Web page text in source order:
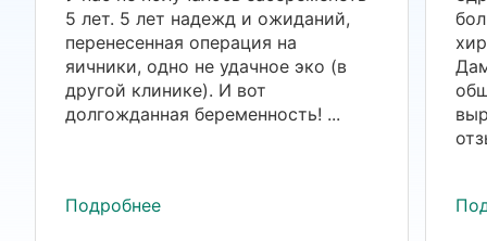
5 лет. 5 лет надежд и ожиданий,
перенесенная операция на
яичники, одно не удачное эко (в
другой клинике). И вот
долгожданная беременность! ...
Подробнее